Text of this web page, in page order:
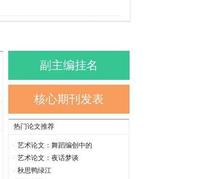
副主编挂名
核心期刊发表
热门论文推荐
艺术论文：舞蹈编创中的
艺术论文：夜话梦谈
秋思鸭绿江